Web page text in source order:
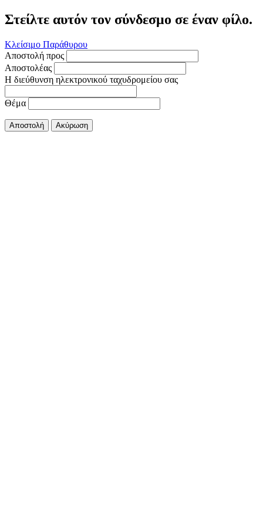
Στείλτε αυτόν τον σύνδεσμο σε έναν φίλο.
Κλείσιμο Παράθυρου
Αποστολή προς
Αποστολέας
Η διεύθυνση ηλεκτρονικού ταχυδρομείου σας
Θέμα
Αποστολή Ακύρωση